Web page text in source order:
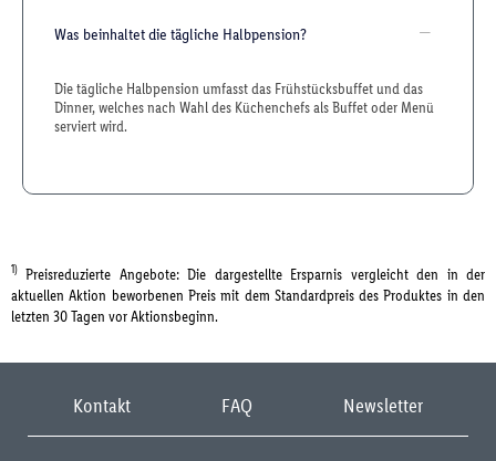
Was beinhaltet die tägliche Halbpension?
Die tägliche Halbpension umfasst das Frühstücksbuffet und das
Dinner, welches nach Wahl des Küchenchefs als Buffet oder Menü
serviert wird.
1) Preisreduzierte Angebote: Die dargestellte Ersparnis vergleicht den in der
aktuellen Aktion beworbenen Preis mit dem Standardpreis des Produktes in den
letzten 30 Tagen vor Aktionsbeginn.
Kontakt FAQ Newsletter